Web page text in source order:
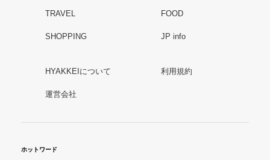
TRAVEL FOOD
SHOPPING JP info
HYAKKEIについて 利用規約
運営会社
ホットワード